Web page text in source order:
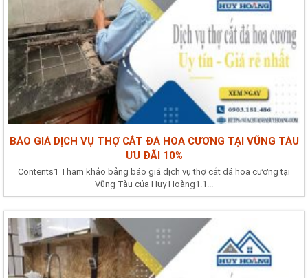
BÁO GIÁ DỊCH VỤ THỢ CẮT ĐÁ HOA CƯƠNG TẠI VŨNG TÀU
ƯU ĐÃI 10%
Contents1 Tham khảo bảng báo giá dịch vụ thợ cắt đá hoa cương tại
Vũng Tàu của Huy Hoàng1.1...